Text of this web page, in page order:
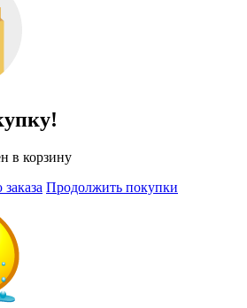
в корзину
Продолжить покупки